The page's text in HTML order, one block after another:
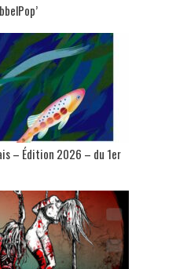
– Édition 2026 – du 1er